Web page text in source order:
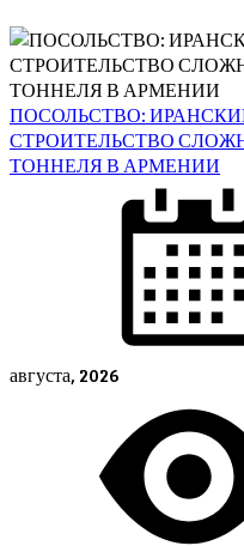
ПОСОЛЬСТВО:
СТРОИТЕЛЬСТВО
ТОННЕЛЯ В АРМЕНИИ
августа, 2026